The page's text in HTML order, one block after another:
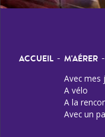
ACCUEIL - M'AÉRER
Avec mes
A vélo
A la
Avec un
-